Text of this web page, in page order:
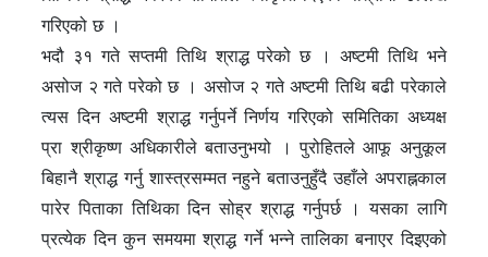
गरिएको छ ।
भदौ ३१ गते सप्तमी तिथि श्राद्ध परेको छ । अष्टमी तिथि भने
असोज २ गते परेको छ । असोज २ गते अष्टमी तिथि बढी परेकाले
त्यस दिन अष्टमी श्राद्ध गर्नुपर्ने निर्णय गरिएको समितिका अध्यक्ष
प्रा श्रीकृष्ण अधिकारीले बताउनुभयो । पुरोहितले आफू अनुकूल
बिहानै श्राद्ध गर्नु शास्त्रसम्मत नहुने बताउनुहुँदै उहाँले अपराह्नकाल
पारेर पिताका तिथिका दिन सोह्र श्राद्ध गर्नुपर्छ । यसका लागि
प्रत्येक दिन कुन समयमा श्राद्ध गर्ने भन्ने तालिका बनाएर दिइएको